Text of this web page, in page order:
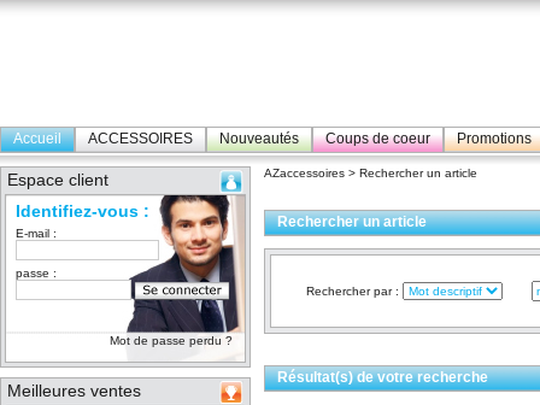
Accueil ACCESSOIRES Nouveautés Coups de coeur Promotions
Espace client
Identifiez-vous :
E-mail :
passe :
Mot de passe perdu ?
Meilleures ventes
AZaccessoires > Rechercher un article
Rechercher un article
Rechercher par :
Résultat(s) de votre recherche